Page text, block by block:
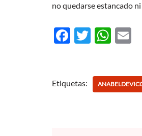
no quedarse estancado
F
b
T
er
W
s
Etiquetas: